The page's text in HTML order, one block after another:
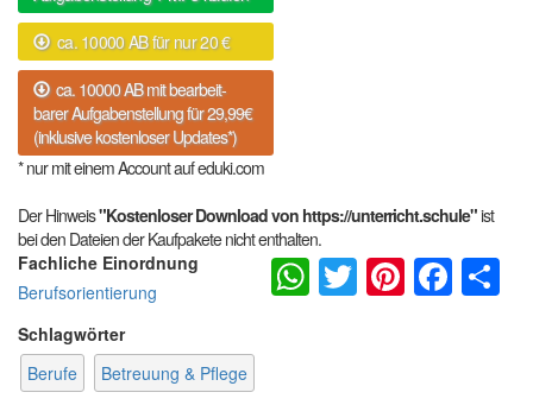
ca. 10000 AB für nur 20 €
ca. 10000 AB mit bearbeit-
barer Aufgabenstellung für 29,99€
(inklusive kostenloser Updates*)
* nur mit einem Account auf eduki.com
Der Hinweis"Kostenloser Download von https://unterricht.schule"ist
bei den Dateien der Kaufpakete nicht enthalten.
Fachliche Einordnung
Berufsorientierung
Schlagwörter
Berufe
Betreuung & Pflege
WhatsApp
Twitter